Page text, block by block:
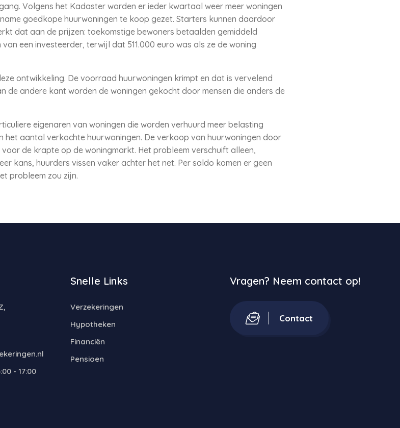
Volgens het Kadaster worden er ieder kwartaal weer meer woningen
goedkope huurwoningen te koop gezet. Starters kunnen daardoor
dat aan de prijzen: toekomstige bewoners betaalden gemiddeld
een investeerder, terwijl dat 511.000 euro was als ze de woning
ontwikkeling. De voorraad huurwoningen krimpt en dat is vervelend
de andere kant worden de woningen gekocht door mensen die anders de
eigenaren van woningen die worden verhuurd meer belasting
aantal verkochte huurwoningen. De verkoop van huurwoningen door
de krapte op de woningmarkt. Het probleem verschuift alleen,
kans, huurders vissen vaker achter het net. Per saldo komen er geen
probleem zou zijn.
- 17:00
Snelle Links
Verzekeringen
Hypotheken
Financiën
Pensioen
Vragen? Neem contact op!
Contact